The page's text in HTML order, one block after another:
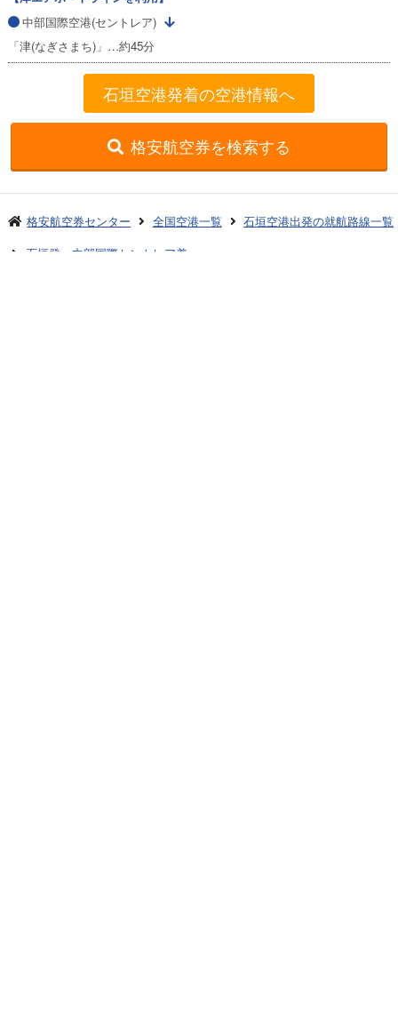
中部国際空港(セントレア)
「津(なぎさまち)」…約45分
石垣空港発着の空港情報へ
格安航空券を検索する
格安航空券センター 全国空港一覧
石垣空港出発の就航路線一覧
石垣発→中部国際セントレア着